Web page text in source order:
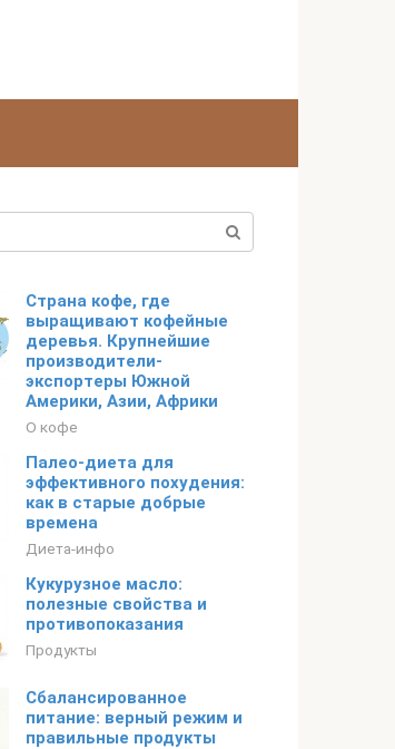
Страна кофе, где
выращивают кофейные
деревья. Крупнейшие
производители-
экспортеры Южной
Америки, Азии, Африки
О кофе
Палео-диета для
эффективного похудения:
как в старые добрые
времена
Диета-инфо
Кукурузное масло:
полезные свойства и
противопоказания
Продукты
Сбалансированное
питание: верный режим и
правильные продукты